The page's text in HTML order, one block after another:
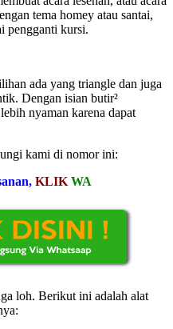
tema homey atau santai,
pengganti kursi.
ada yang triangle dan juga
Dengan isian butir²
nyaman karena dapat
kami di nomor ini:
KLIK WA
loh. Berikut ini adalah alat